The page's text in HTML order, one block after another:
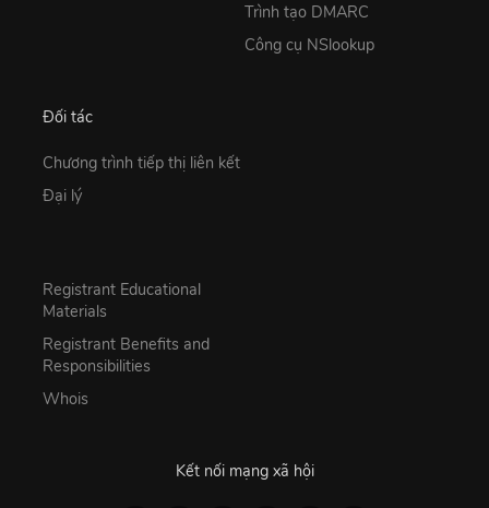
Trình tạo DMARC
Công cụ NSlookup
Đối tác
Chương trình tiếp thị liên kết
Đại lý
Registrant Educational
Materials
Registrant Benefits and
Responsibilities
Whois
Kết nối mạng xã hội